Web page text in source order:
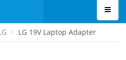
LG 19V Laptop Adapter